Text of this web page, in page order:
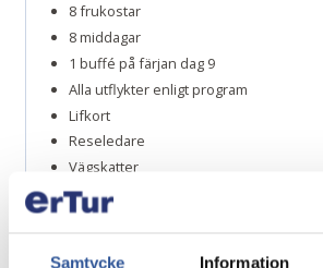
Samtycke Information
8 frukostar
8 middagar
1 buffé på färjan dag 9
Alla utflykter enligt program
Lifkort
Reseledare
Vägskatter
Moms
Boka resa